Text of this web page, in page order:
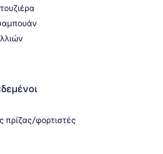
πρίζας/φορτιστές